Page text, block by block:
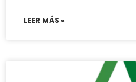
LEER MÁS »